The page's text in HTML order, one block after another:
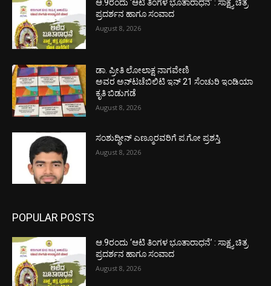
ಆ.9ರಂದು ‘ಆಟಿ ತಿಂಗಳ ಭೂತಾರಾಧನೆ’ : ಸಾಕ್ಷ್ಯ ಚಿತ್ರ
ಪ್ರದರ್ಶನ ಹಾಗೂ ಸಂವಾದ
August 8, 2026
ಡಾ. ಪ್ರೀತಿ ಲೋಲಾಕ್ಷ ನಾಗವೇಣಿ
ಅವರ ಅನ್‌ಟಚೆಬಿಲಿಟಿ ಇನ್ 21 ಸೆಂಚುರಿ ಇಂಡಿಯಾ
ಕೃತಿ ಬಿಡುಗಡೆ
August 8, 2026
ಸಂಶುದ್ಧೀನ್ ಎಣ್ಮೂರವರಿಗೆ ಪ.ಗೋ ಪ್ರಶಸ್ತಿ
August 8, 2026
POPULAR POSTS
ಆ.9ರಂದು ‘ಆಟಿ ತಿಂಗಳ ಭೂತಾರಾಧನೆ’ : ಸಾಕ್ಷ್ಯ ಚಿತ್ರ
ಪ್ರದರ್ಶನ ಹಾಗೂ ಸಂವಾದ
August 8, 2026